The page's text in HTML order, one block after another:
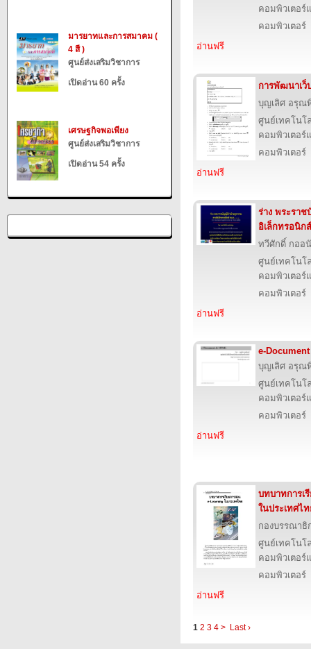
มารยาทและการสมาคม (
4 สี )
ศูนย์ส่งเสริมวิชาการ
เปิดอ่าน 60 ครั้ง
เศรษฐกิจพอเพียง
ศูนย์ส่งเสริมวิชาการ
เปิดอ่าน 54 ครั้ง
คอมพิวเตอร์
คอมพิวเตอร์
อ่านฟรี
การพัฒนาเว็
บุญเลิศ อรุณ
ศูนย์เทคโนโ
คอมพิวเตอร์
คอมพิวเตอร์
อ่านฟรี
ร่าง พระรา
อิเล็กทรอนิกส์
ทวีศักดิ์ กออ
ศูนย์เทคโนโ
คอมพิวเตอร์
คอมพิวเตอร์
อ่านฟรี
e-
บุญเลิศ อรุณ
ศูนย์เทคโนโ
คอมพิวเตอร์
คอมพิวเตอร์
อ่านฟรี
บทบาทการเ
ในประเทศไ
กองบรรณาธิ
ศูนย์เทคโนโ
คอมพิวเตอร์
คอมพิวเตอร์
อ่านฟรี
1 2 3 4 > Last ›